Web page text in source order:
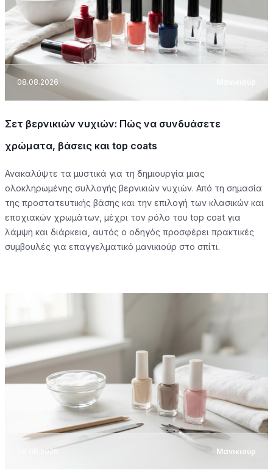
08.08.2026
Σετ βερνικιών νυχιών: Πώς να συνδυάσετε
χρώματα, βάσεις και top coats
Ανακαλύψτε τα μυστικά για τη δημιουργία μιας
ολοκληρωμένης συλλογής βερνικιών νυχιών. Από τη σημασία
της προστατευτικής βάσης και την επιλογή των κλασικών και
εποχιακών χρωμάτων, μέχρι τον ρόλο του top coat για
λάμψη και διάρκεια, αυτός ο οδηγός προσφέρει πρακτικές
συμβουλές για επαγγελματικό μανικιούρ στο σπίτι.
08.08.2026 Μανικιούρ